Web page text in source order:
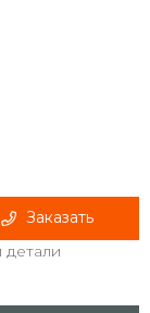
Заказать